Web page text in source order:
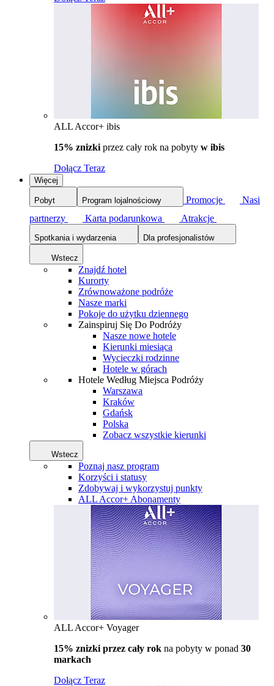
ALL Accor+ ibis
15% znizki przez cały rok na pobyty w ibis
Dołącz Teraz
Więcej
Pobyt Program lojalnościowy Promocje
Nasi
partnerzy
Karta podarunkowa Atrakcje
Spotkania i wydarzenia Dla profesjonalistów
Wstecz
Znajdź hotel
Kurorty
Zrównoważone podróże
Nasze marki
Pokoje do użytku dziennego
Zainspiruj Się Do Podróży
Nasze nowe hotele
Kierunki miesiąca
Wycieczki rodzinne
Hotele w górach
Hotele Według Miejsca Podróży
Warszawa
Kraków
Gdańsk
Polska
Zobacz wszystkie kierunki
Wstecz
Poznaj nasz program
Korzyści i statusy
Zdobywaj i wykorzystuj punkty
ALL Accor+ Abonamenty
ALL Accor+ Voyager
15% znizki przez cały rok na pobyty w ponad 30
markach
Dołącz Teraz